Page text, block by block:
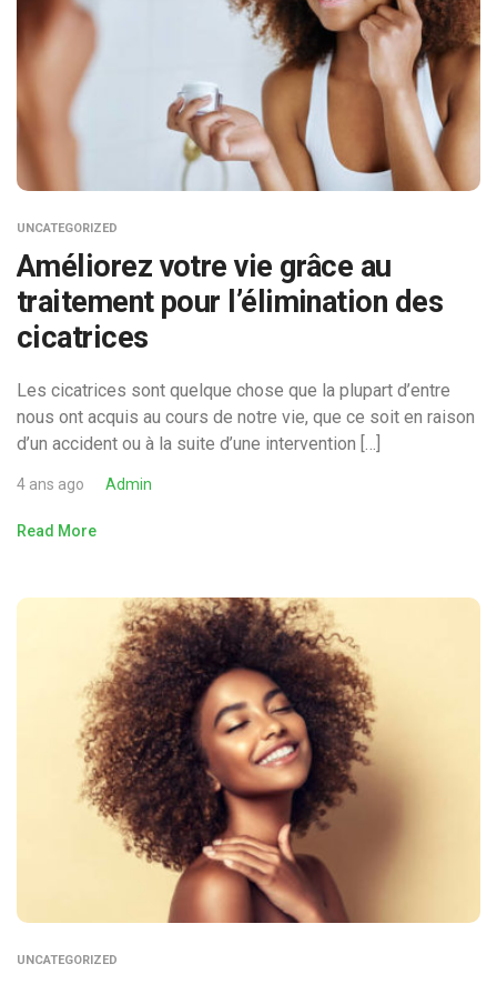
UNCATEGORIZED
Améliorez votre vie grâce au
traitement pour l’élimination des
cicatrices
Les cicatrices sont quelque chose que la plupart d’entre
nous ont acquis au cours de notre vie, que ce soit en raison
d’un accident ou à la suite d’une intervention […]
4 ans ago Admin
Read More
UNCATEGORIZED